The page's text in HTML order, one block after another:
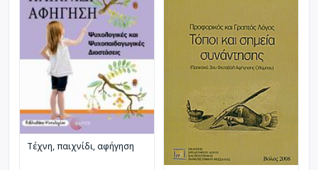
Τέχνη, παιχνίδι, αφήγηση